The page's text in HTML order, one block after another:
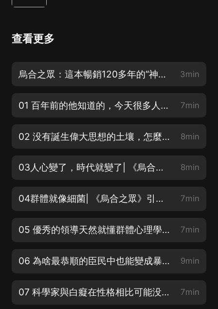
查看更多
烏合之眾：這本暢銷120多年的“神書”究竟講了什麼？ 3min
01 百年前的他知道的，今天很多人仍不懂 | 《烏合之眾》1902年作者序言（上） 7min
02 没有誕生偉大思想的土壤，怎麼會有偉大思想的誕生 | 《烏合之眾》1902年作者序言（下） 8min
03人心變了，時代就變了| 《烏合之眾》引言群體的時代（上） 8min
04群體就像細菌| 《烏合之眾》引言群體的時代（中） 7min
05 優秀的領導天然就懂群體心理學| 《烏合之眾》引言群體的時代（下） 7min
06 為啥最恭順的臣民中也能變成暴徒| 《烏合之眾》群體的普遍特征和群體思維（一） 9min
07 科學家與白癡在性格相比可能没有差别| 《烏合之眾》群體的普遍特征和群體思維（二） 7min